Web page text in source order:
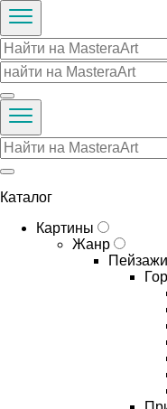
Каталог
Картины
Жанр
Пейзажи